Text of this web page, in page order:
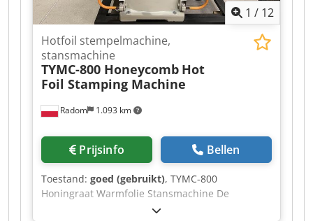
1 / 12
Radom 1.093 km
Hotfoil stempelmachine,
stansmachine
TYMC-800 Honeycomb Hot
Foil Stamping Machine
Prijsinfo Bellen
Toestand: goed (gebruikt), TYMC-800
Honingraat Warmfolie Stansmachine De
nieuwste versie, uitgerust met een